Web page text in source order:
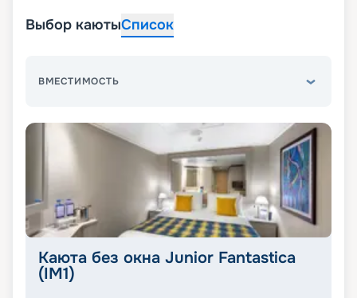
Выбор каютыСписок
ВМЕСТИМОСТЬ
Каюта без окна Junior Fantastica
(IM1)